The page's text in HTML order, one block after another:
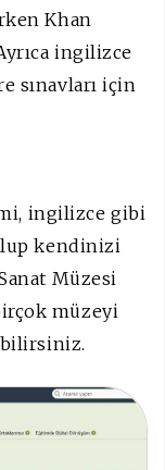
Khan
ingilizce
sınavları için
ingilizce gibi
kendinizi
Müzesi
müzeyi